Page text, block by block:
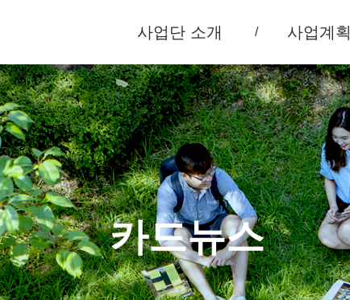
사업단 소개 사업계획
카드뉴스